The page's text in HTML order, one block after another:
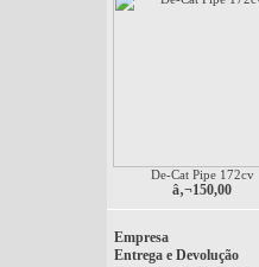
De-Cat Pipe 172cv
â‚¬150,00
Empresa
Entrega e Devolução